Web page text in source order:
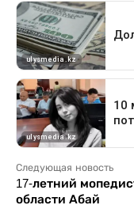
Следующая новость
17-летний
области Абай